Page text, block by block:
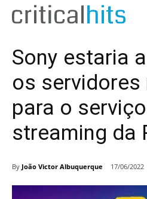
Sony estaria
os servidores
para o
streaming da
By João Victor Albuquerque 17/06/2022